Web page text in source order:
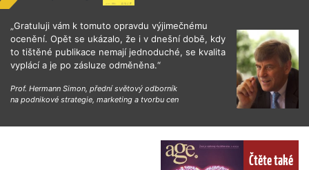
„Gratuluji vám k tomuto opravdu výjimečnému
ocenění. Opět se ukázalo, že i v dnešní době, kdy
to tištěné publikace nemají jednoduché, se kvalita
vyplácí a je po zásluze odměněna.“
Prof. Hermann Simon, přední světový odborník
na podnikové strategie, marketing a tvorbu cen
Čtěte také